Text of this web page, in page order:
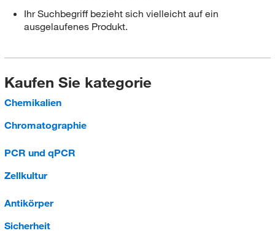
Ihr Suchbegriff bezieht sich vielleicht auf ein
ausgelaufenes Produkt.
Kaufen Sie kategorie
Chemikalien
Chromatographie
PCR und qPCR
Zellkultur
Antikörper
Sicherheit